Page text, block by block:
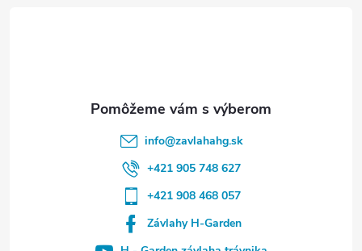
info@zavlahahg.sk
+421 905 748 627
+421 908 468 057
Závlahy H-Garden